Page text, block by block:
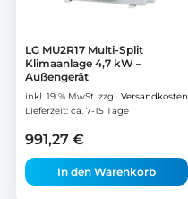
LG MU2R17 Multi-Split
Klimaanlage 4,7 kW –
Außengerät
inkl. 19 % MwSt. zzgl. Versandkosten
Lieferzeit: ca. 7-15 Tage
991,27 €
In den Warenkorb